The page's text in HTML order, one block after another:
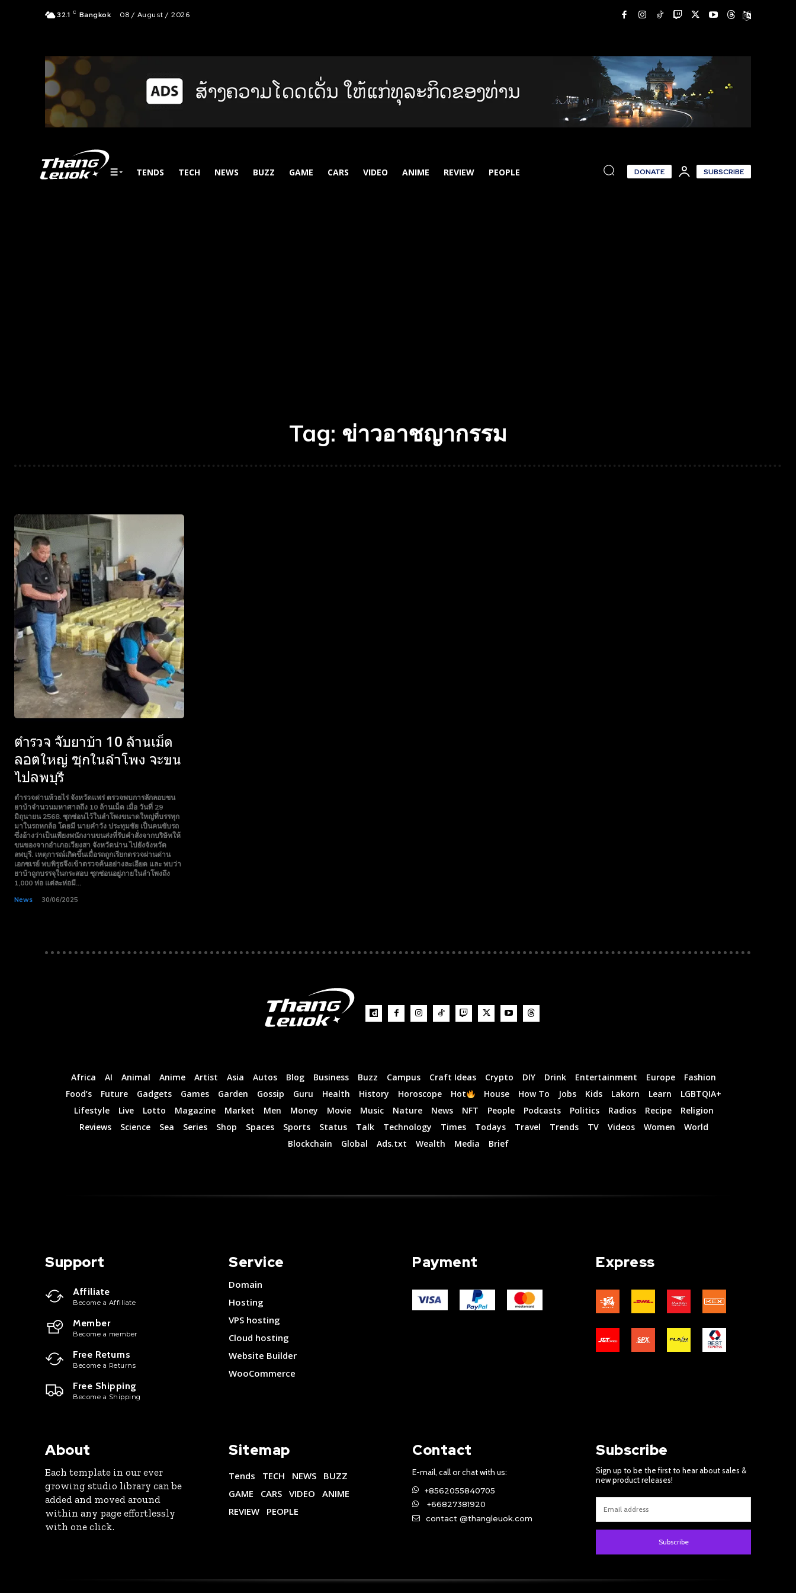
Subscribe now
To access
premium
content
Free
15 Day
Trial
Monthly or
Yearly
Memberships
Rated
Subscribe now
To access
premium
content
Free
15 Day
Trial
Monthly or
Yearly
Memberships
Rated
32.1 C Bangkok 08 / August / 2026
TENDS TECH NEWS BUZZ GAME CARS VIDEO ANIME REVIEW PEOPLE DONATE SUBSCRIBE
Tag: ข่าวอาชญากรรม
ตำรวจ จับยาบ้า 10 ล้านเม็ด
ลอตใหญ่ ซุกในลำโพง จะขน
ไปลพบุรี
ตำรวจด่านห้วยไร่ จังหวัดแพร่ ตรวจพบการลักลอบขน
ยาบ้าจำนวนมหาศาลถึง 10 ล้านเม็ด เมื่อ วันที่ 29
มิถุนายน 2568. ซุกซ่อนไว้ในลำโพงขนาดใหญ่ที่บรรทุก
มาในรถหกล้อ โดยมี นายคำวัง ประทุมชัย เป็นคนขับรถ
ซึ่งอ้างว่าเป็นเพียงพนักงานขนส่งที่รับคำสั่งจากบริษัทให้
ขนของจากอำเภอเวียงสา จังหวัดน่าน ไปยังจังหวัด
ลพบุรี. เหตุการณ์เกิดขึ้นเมื่อรถถูกเรียกตรวจผ่านด่าน
เอกซเรย์ พบพิรุธจึงเข้าตรวจค้นอย่างละเอียด และ พบว่า
ยาบ้าถูกบรรจุในกระสอบ ซุกซ่อนอยู่ภายในลำโพงถึง
1,000 ห่อ แต่ละห่อมี...
News 30/06/2025
Africa AI Animal Anime Artist Asia Autos Blog Business Buzz Campus Craft Ideas Crypto DIY Drink Entertainment Europe
Fashion
Food’s
Future Gadgets Games Garden Gossip Guru Health History Horoscope Hot House How To Jobs Kids Lakorn Learn
LGBTQIA+
Lifestyle
Live Lotto Magazine Market Men Money Movie Music Nature News NFT People Podcasts Politics Radios Recipe
Religion
Reviews
Science Sea Series Shop Spaces Sports Status Talk Technology Times Todays Travel Trends TV Videos Women
World
Blockchain
Global Ads.txt Wealth Media Brief
Support
Affiliate
Become a Affiliate
Member
Become a member
Free Returns
Become a Returns
Free Shipping
Become a Shipping
Service
Domain
Hosting
VPS hosting
Cloud hosting
Website Builder
WooCommerce
Payment Express
About
Each template in our ever
growing studio library can be
added and moved around
within any page effortlessly
with one click.
Sitemap
Tends TECH NEWS
BUZZ
GAME
CARS VIDEO
ANIME
REVIEW
PEOPLE
Contact
E-mail, call or chat with us:
+8562055840705
+66827381920
contact @thangleuok.com
Subscribe
Sign up to be the first to hear about sales &
new product releases!
Subscribe